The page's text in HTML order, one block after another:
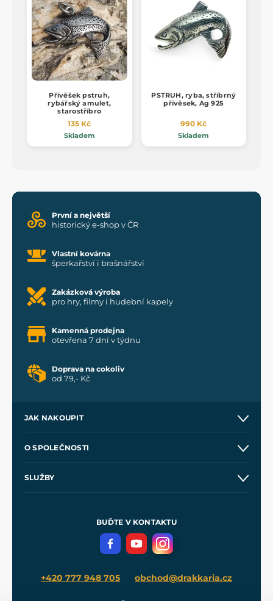
Přívěšek pstruh,
rybářský amulet,
starostříbro
135 Kč
Skladem
PSTRUH, ryba, stříbrný
přívěsek, Ag 925
990 Kč
Skladem
První a největší
historický e-shop v ČR
Vlastní kovárna
šperkařství i brašnářství
Zakázková výroba
pro hry, filmy i hudební kapely
Kamenná prodejna
otevřena 7 dní v týdnu
Doprava na cokoliv
od 79,- Kč
JAK NAKOUPIT
Velkoobchod
O SPOLEČNOSTI
SLUŽBY
Meče pro Kingdom Come
BUĎTE V KONTAKTU
+420 777 948 705 obchod@drakkaria.cz